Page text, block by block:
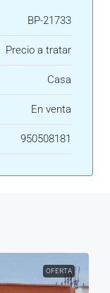
BP-21733
Precio a tratar
Casa
En venta
950508181
OFERTA